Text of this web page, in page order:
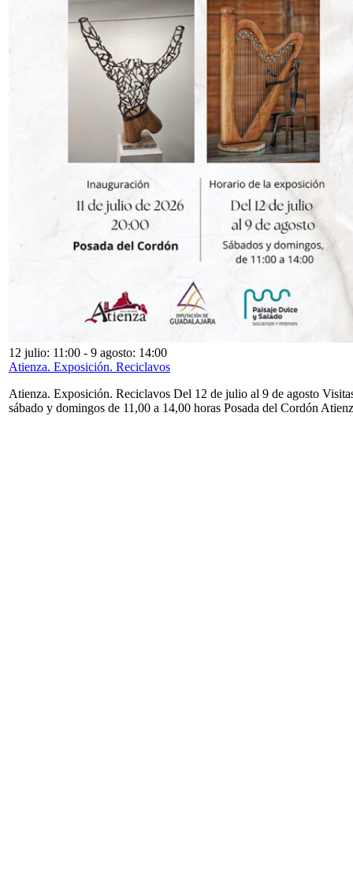
12 julio: 11:00 - 9 agosto: 14:00
Atienza. Exposición. Reciclavos
Atienza. Exposición. Reciclavos Del 12 de julio al 9 de agosto
sábado y domingos de 11,00 a 14,00 horas Posada del Cordón